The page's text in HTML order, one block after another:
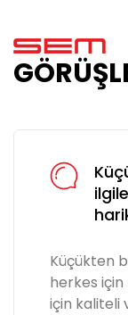
Küçükten
herkes
için kaliteli